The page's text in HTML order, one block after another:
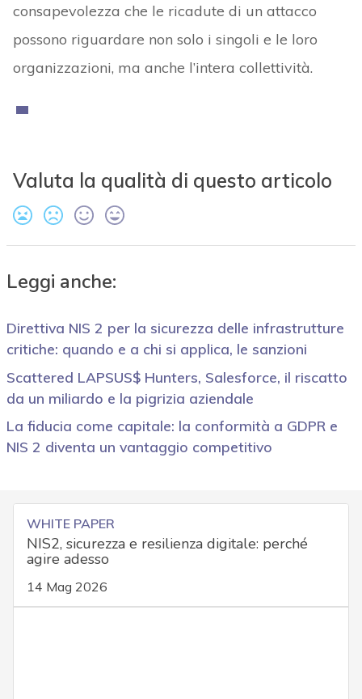
consapevolezza che le ricadute di un attacco
possono riguardare non solo i singoli e le loro
organizzazioni, ma anche l’intera collettività.
Valuta la qualità di questo articolo
Leggi anche:
Direttiva NIS 2 per la sicurezza delle infrastrutture
critiche: quando e a chi si applica, le sanzioni
Scattered LAPSUS$ Hunters, Salesforce, il riscatto
da un miliardo e la pigrizia aziendale
La fiducia come capitale: la conformità a GDPR e
NIS 2 diventa un vantaggio competitivo
WHITE PAPER
NIS2, sicurezza e resilienza digitale: perché
agire adesso
14 Mag 2026